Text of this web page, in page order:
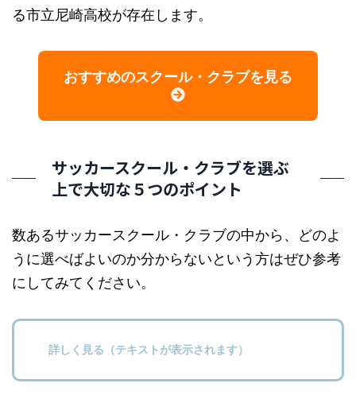
る市立尼崎高校が存在します。
おすすめのスクール・クラブを見る
サッカースクール・クラブを選ぶ
上で大切な５つのポイント
数あるサッカースクール・クラブの中から、どのよ
うに選べばよいのか分からないという方はぜひ参考
にしてみてください。
詳しく見る（テキストが表示されます）